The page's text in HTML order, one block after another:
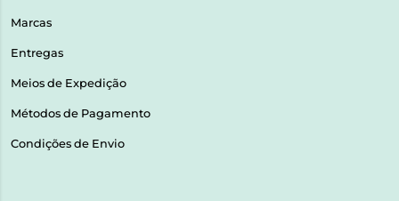
Marcas
Entregas
Meios de Expedição
Métodos de Pagamento
Condições de Envio